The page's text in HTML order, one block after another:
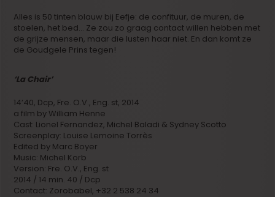
Alles is 50 tinten blauw bij Eefje: de confituur, de muren, de
stoelen, het bed… Ze zou zo graag contact willen hebben met
de grijze mensen, maar die lusten haar niet. En dan komt ze
de Goudgele Prins tegen!
‘La Chair’
14’40, Dcp, Fre. O.V., Eng. st, 2014
a film by William Henne
Cast: Lionel Fernandez, Michel Baladi & Sydney Scotto
Screenplay: Louise Lemoine Torrès
Edited by Marc Boyer
Music: Michel Korb
Version: Fre. O.V., Eng. st
2014 / 14 min. 40 / Dcp
Contact: Zorobabel, +32 2 538 24 34